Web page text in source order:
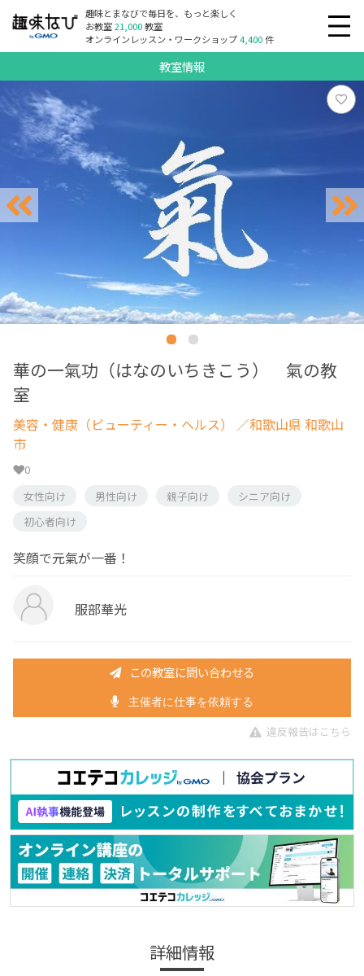
趣味とまなびで毎日を、もっと楽しく
お教室21,000教室
オンラインレッスン・ワークショップ4,400件
教室情報
華の一氣功（はなのいちきこう） 氣の教
室
美容・健康（ビューティー・ヘルス）
／和歌山県 和歌山
市
0
女性向け
男性向け 親子向け
シニア向け
初心者向け
笑顔で元氣が一番！
服部華光
この教室に問い合わせる
主催者に仕事を依頼する
違反報告はこちら
詳細情報